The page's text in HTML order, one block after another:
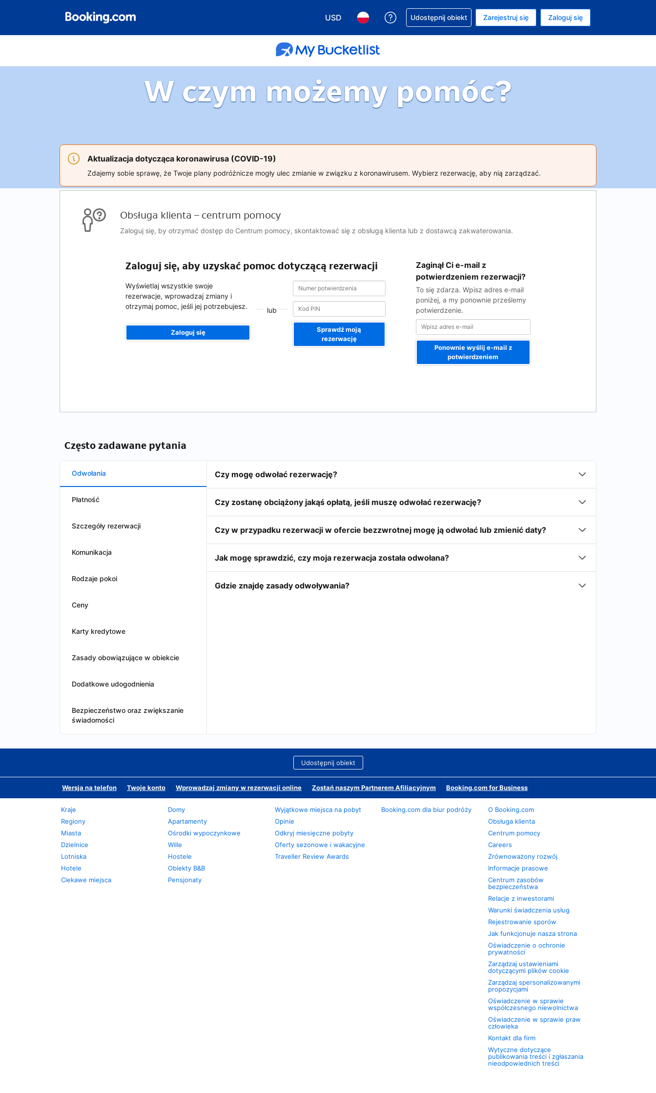
USD
Wybierz walutę. Wybrana waluta to Dolar amerykański
Wybierz język. Wybrany język to Polski
Uzyskaj pomoc w sprawie rezerwacji
Udostępnij obiekt Zarejestruj się Zaloguj się
W czym możemy pomóc?
Aktualizacja dotycząca koronawirusa (COVID-19)
Zdajemy sobie sprawę, że Twoje plany podróżnicze mogły ulec zmianie w związku z koronawirusem. Wybierz rezerwację, aby nią zarządzać.
Obsługa klienta – centrum pomocy
Zaloguj się, by otrzymać dostęp do Centrum pomocy, skontaktować się z obsługą klienta lub z dostawcą zakwaterowania.
Zaloguj się, aby uzyskać pomoc dotyczącą rezerwacji
Wyświetlaj wszystkie swoje
rezerwacje, wprowadzaj zmiany i
otrzymaj pomoc, jeśli jej potrzebujesz.
Zaloguj się
lub
Numer
potwierdzenia
Numer
potwierdzenia
Sprawdź moją
rezerwację
Zaginął Ci e-mail z
potwierdzeniem rezerwacji?
To się zdarza. Wpisz adres e-mail
poniżej, a my ponownie prześlemy
potwierdzenie.
adres
Ponownie wyślij e-mail z
potwierdzeniem
Często zadawane pytania
Odwołania
Płatność
Szczegóły rezerwacji
Komunikacja
Rodzaje pokoi
Ceny
Karty kredytowe
Zasady obowiązujące w obiekcie
Dodatkowe udogodnienia
Bezpieczeństwo oraz zwiększanie
świadomości
Czy mogę odwołać rezerwację?
Czy zostanę obciążony jakąś opłatą, jeśli muszę odwołać rezerwację?
Czy w przypadku rezerwacji w ofercie bezzwrotnej mogę ją odwołać lub zmienić daty?
Jak mogę sprawdzić, czy moja rezerwacja została odwołana?
Gdzie znajdę zasady odwoływania?
Udostępnij obiekt
Wersja na telefon Twoje konto Wprowadzaj zmiany w rezerwacji online Zostań naszym Partnerem Afiliacyjnym Booking.com for Business
Kraje
Regiony
Miasta
Dzielnice
Lotniska
Hotele
Ciekawe miejsca
Domy
Apartamenty
Ośrodki wypoczynkowe
Wille
Hostele
Obiekty B&B
Pensjonaty
Wyjątkowe miejsca na pobyt
Opinie
Odkryj miesięczne pobyty
Oferty sezonowe i wakacyjne
Traveller Review Awards
Booking.com dla biur podróży
O Booking.com
Obsługa klienta
Centrum pomocy
Careers
Zrównoważony rozwój
Informacje prasowe
Centrum zasobów
bezpieczeństwa
Relacje z inwestorami
Warunki świadczenia usług
Rejestrowanie sporów
Jak funkcjonuje nasza strona
Oświadczenie o ochronie
prywatności
Zarządzaj ustawieniami
dotyczącymi plików cookie
Zarządzaj spersonalizowanymi
propozycjami
Oświadczenie w sprawie
współczesnego niewolnictwa
Oświadczenie w sprawie praw
człowieka
Kontakt dla firm
Wytyczne dotyczące
publikowania treści i zgłaszania
nieodpowiednich treści